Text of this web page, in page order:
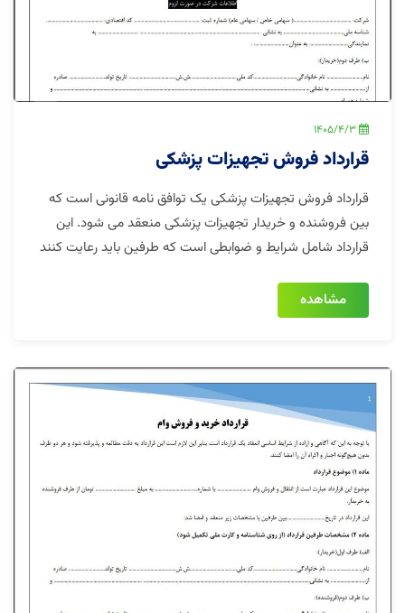
1405/4/3
قرارداد فروش تجهیزات پزشکی
قرارداد فروش تجهیزات پزشکی یک توافق نامه قانونی است که
بین فروشنده و خریدار تجهیزات پزشکی منعقد می شود. این
قرارداد شامل شرایط و ضوابطی است که طرفین باید رعایت کنند
مشاهده